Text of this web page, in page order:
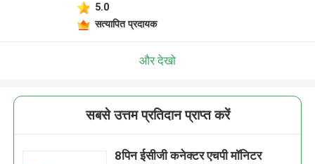
5.0
सत्यापित प्रदायक
और देखो
सबसे उत्तम प्रतिदान प्राप्त करें
8पिन ईसीजी कनेक्टर एचपी मॉनिटर